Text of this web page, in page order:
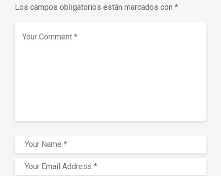
Los campos obligatorios están marcados con *